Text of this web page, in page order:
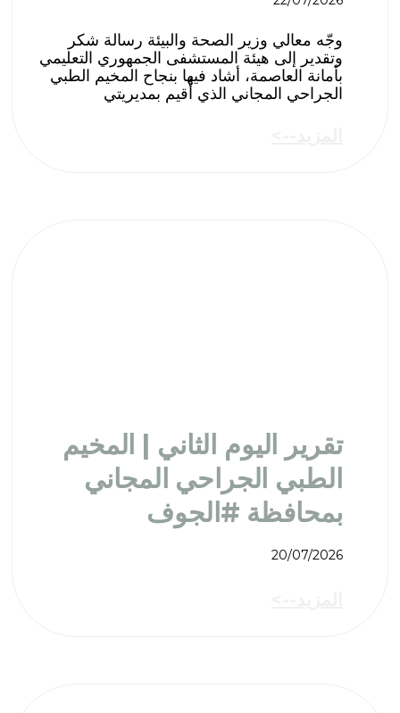
وجّه معالي وزير الصحة والبيئة رسالة شكر
وتقدير إلى هيئة المستشفى الجمهوري التعليمي
بأمانة العاصمة، أشاد فيها بنجاح المخيم الطبي
الجراحي المجاني الذي أُقيم بمديريتي
تقرير اليوم الثاني | المخيم
الطبي الجراحي المجاني
بمحافظة #الجوف
20/07/2026